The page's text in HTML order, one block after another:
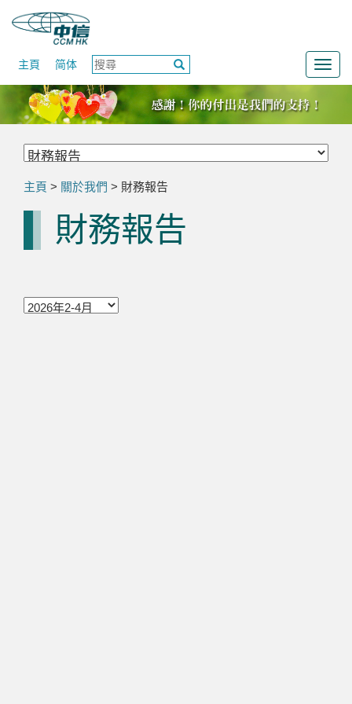
主頁 简体
主頁 > 關於我們 > 財務報告
財務報告